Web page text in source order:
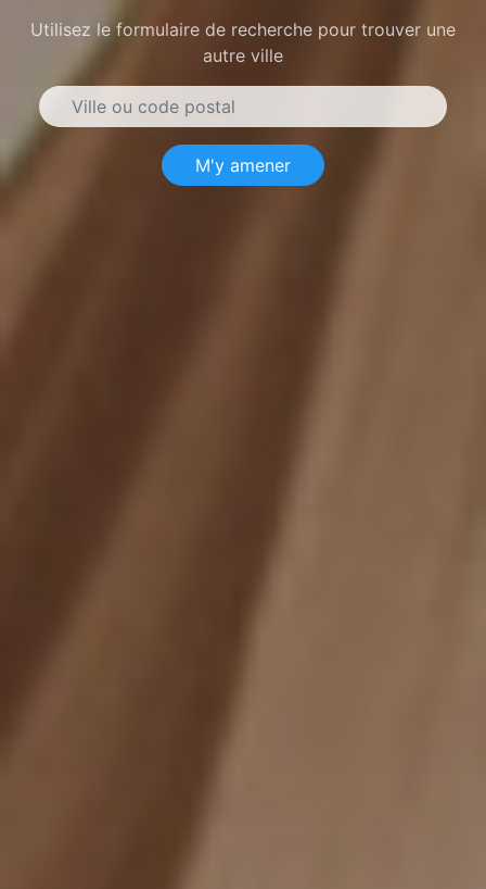
Utilisez le formulaire de recherche pour trouver une
autre ville
M'y amener